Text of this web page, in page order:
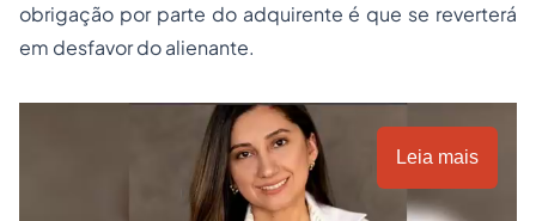
obrigação por parte do adquirente é que se reverterá
em desfavor do alienante.
Leia mais